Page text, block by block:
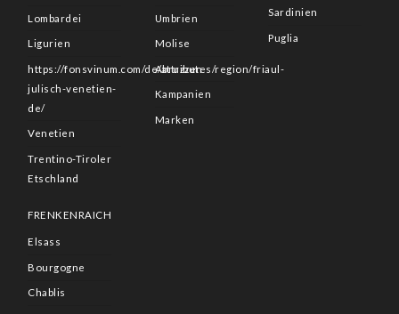
Lombardei
Ligurien
https://fonsvinum.com/de/attributes/region/friaul-
julisch-venetien-
de/
Venetien
Trentino-Tiroler
Etschland
Umbrien
Molise
Abruzzen
Kampanien
Marken
Sardinien
Puglia
FRENKENRAICH
Elsass
Bourgogne
Chablis